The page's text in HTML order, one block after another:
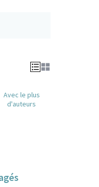
Avec le plus
d'auteurs